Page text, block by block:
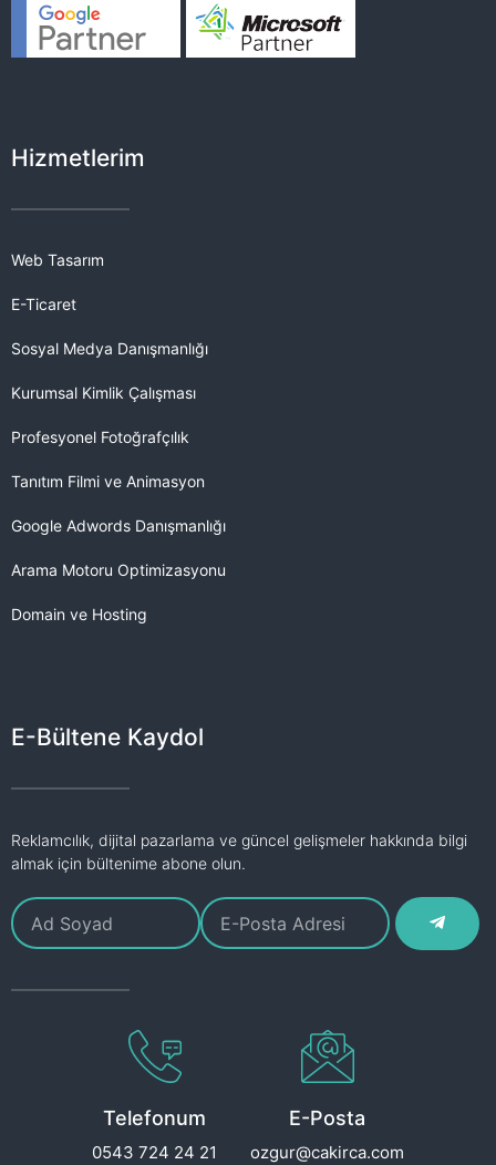
Hizmetlerim
Web Tasarım
E-Ticaret
Sosyal Medya Danışmanlığı
Kurumsal Kimlik Çalışması
Profesyonel Fotoğrafçılık
Tanıtım Filmi ve Animasyon
Google Adwords Danışmanlığı
Arama Motoru Optimizasyonu
Domain ve Hosting
E-Bültene Kaydol
Reklamcılık, dijital pazarlama ve güncel gelişmeler hakkında bilgi
almak için bültenime abone olun.
Telefonum
0543 724 24 21
E-Posta
ozgur@cakirca.com